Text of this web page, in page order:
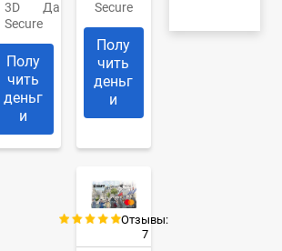
3D
Secure
Да
Полу
чить
деньг
и
Secure
Полу
чить
деньг
и
Отзывы:
7